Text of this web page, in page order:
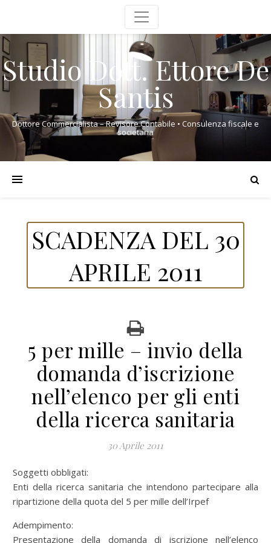
Studio Dott. Ettore De
Santis
Dottore Commercialista – Revisore Contabile • Consulenza fiscale e
societaria
SCADENZA DEL 30
APRILE 2011
5 per mille – invio della
domanda d’iscrizione
nell’elenco per gli enti
della ricerca sanitaria
30 Aprile 2011
Soggetti obbligati:
Enti della ricerca sanitaria che intendono partecipare alla
ripartizione della quota del 5 per mille dell’Irpef
Adempimento:
Presentazione della domanda di iscrizione nell’elenco